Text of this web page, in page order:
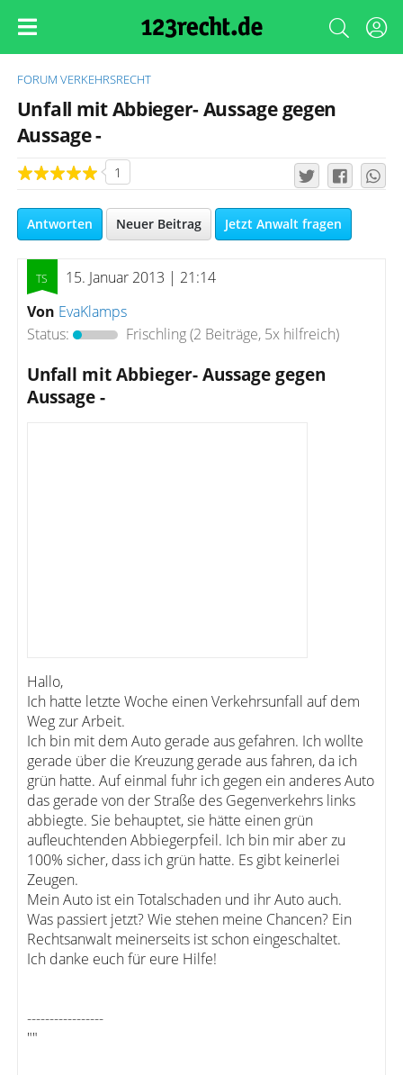
FORUM VERKEHRSRECHT
Unfall mit Abbieger- Aussage gegen
Aussage -
1
Antworten Neuer Beitrag Jetzt Anwalt fragen
15. Januar 2013 | 21:14
Von EvaKlamps
Status:
Frischling(2 Beiträge, 5x hilfreich)
Unfall mit Abbieger- Aussage gegen
Aussage -
Hallo,
Ich hatte letzte Woche einen Verkehrsunfall auf dem
Weg zur Arbeit.
Ich bin mit dem Auto gerade aus gefahren. Ich wollte
gerade über die Kreuzung gerade aus fahren, da ich
grün hatte. Auf einmal fuhr ich gegen ein anderes Auto
das gerade von der Straße des Gegenverkehrs links
abbiegte. Sie behauptet, sie hätte einen grün
aufleuchtenden Abbiegerpfeil. Ich bin mir aber zu
100% sicher, dass ich grün hatte. Es gibt keinerlei
Zeugen.
Mein Auto ist ein Totalschaden und ihr Auto auch.
Was passiert jetzt? Wie stehen meine Chancen? Ein
Rechtsanwalt meinerseits ist schon eingeschaltet.
Ich danke euch für eure Hilfe!
-----------------
""